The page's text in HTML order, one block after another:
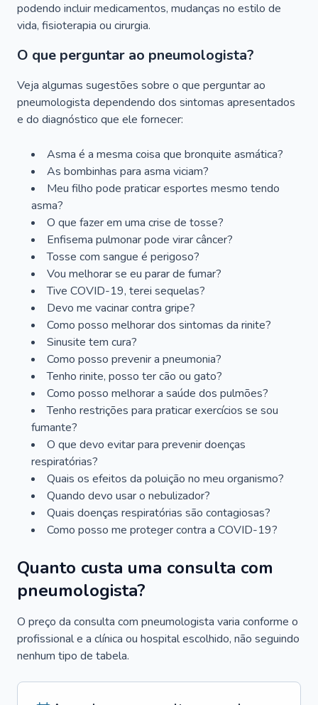
podendo incluir medicamentos, mudanças no estilo de
vida, fisioterapia ou cirurgia.
O que perguntar ao pneumologista?
Veja algumas sugestões sobre o que perguntar ao
pneumologista dependendo dos sintomas apresentados
e do diagnóstico que ele fornecer:
Asma é a mesma coisa que bronquite asmática?
As bombinhas para asma viciam?
Meu filho pode praticar esportes mesmo tendo
asma?
O que fazer em uma crise de tosse?
Enfisema pulmonar pode virar câncer?
Tosse com sangue é perigoso?
Vou melhorar se eu parar de fumar?
Tive COVID-19, terei sequelas?
Devo me vacinar contra gripe?
Como posso melhorar dos sintomas da rinite?
Sinusite tem cura?
Como posso prevenir a pneumonia?
Tenho rinite, posso ter cão ou gato?
Como posso melhorar a saúde dos pulmões?
Tenho restrições para praticar exercícios se sou
fumante?
O que devo evitar para prevenir doenças
respiratórias?
Quais os efeitos da poluição no meu organismo?
Quando devo usar o nebulizador?
Quais doenças respiratórias são contagiosas?
Como posso me proteger contra a COVID-19?
Quanto custa uma consulta com
pneumologista?
O preço da consulta com pneumologista varia conforme o
profissional e a clínica ou hospital escolhido, não seguindo
nenhum tipo de tabela.